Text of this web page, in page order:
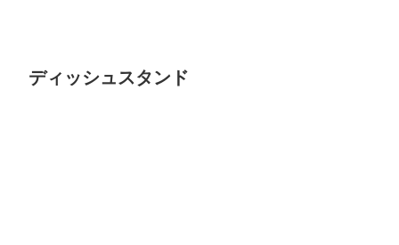
ディッシュスタンド